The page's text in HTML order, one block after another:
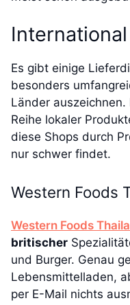
Es gibt einige
besonders
Länder
Reihe lokaler
diese Shops durch
nur schwer findet.
Western Foods
Western Foods
britischer
und Burger. Genau
Lebensmittelladen,
per E-Mail nichts